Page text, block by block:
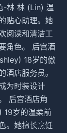
-林 林 (Lin) 温
贴心助理。她
阅读和清洁工
角色。 后宫酒
18岁的傲
酒店服务员。
为时装设计
后宫酒店角
19岁的温柔前
。她擅长烹饪